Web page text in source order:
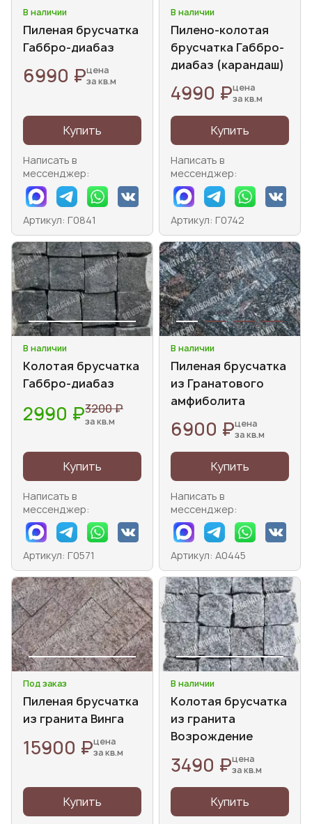
В наличии
Пиленая брусчатка
Габбро-диабаз
6990 ₽цена
за кв.м
Купить
Написать в
мессенджер:
Артикул: Г0841
В наличии
Пилено-колотая
брусчатка Габбро-
диабаз (карандаш)
4990 ₽цена
за кв.м
Купить
Написать в
мессенджер:
Артикул: Г0742
В наличии
Колотая брусчатка
Габбро-диабаз
2990 ₽3200 ₽
за кв.м
Купить
Написать в
мессенджер:
Артикул: Г0571
В наличии
Пиленая брусчатка
из Гранатового
амфиболита
6900 ₽цена
за кв.м
Купить
Написать в
мессенджер:
Артикул: А0445
Под заказ
Пиленая брусчатка
из гранита Винга
15900 ₽цена
за кв.м
Купить
В наличии
Колотая брусчатка
из гранита
Возрождение
3490 ₽цена
за кв.м
Купить